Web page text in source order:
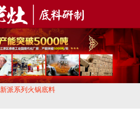
新派系列火锅底料